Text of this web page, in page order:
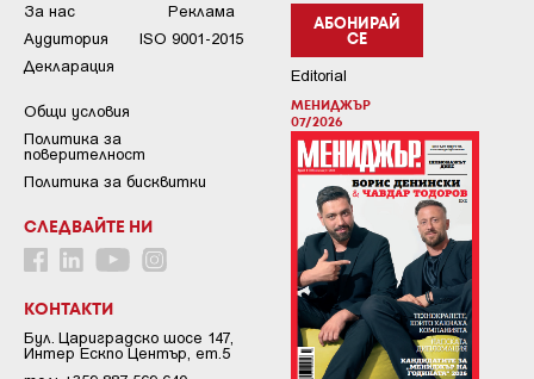
АБОНИРАЙ
СЕ
Editorial
МЕНИДЖЪР
07/2026
За нас
Реклама
Аудитория
ISO 9001-2015
Декларация
Общи условия
Пoлитикa зa
пoвepитeлнocт
Политика за бисквитки
СЛЕДВАЙТЕ НИ
КОНТАКТИ
Бул. Цариградско шосе 147,
Интер Ескпо Център, ет.5